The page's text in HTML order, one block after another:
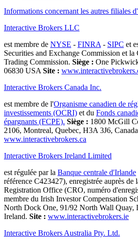
Informations concernant les autres filiales
Interactive Brokers LLC
est membre de NYSE - FINRA - SIPC et
Securities and Exchange Commission et
Trading Commission. Siège : One
06830 USA Site :
Interactive Brokers Canada Inc.
est membre de l'Organisme canadien de
investissements (OCRI) et du Fonds
épargnants (FCPE). Siège : 1800 McGill
2106, Montreal, Quebec, H3A 3J6,
www.interactivebrokers.ca
Interactive Brokers Ireland Limited
est régulée par la Banque centrale d'Irlande
référence C423427), enregistrée auprès de
Registration Office (CRO, numéro
membre du Irish Investor Compensation
North Dock One, 91/92 North Wall
Ireland. Site : www.interactivebrokers.ie
Interactive Brokers Australia Pty. Ltd.